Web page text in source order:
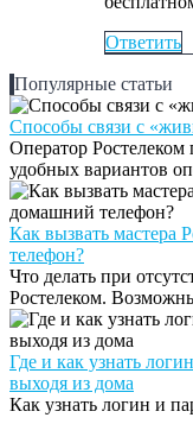
Ответить
Популярные статьи
Способы связи с
Оператор Ростелеком
удобных вариантов
Как вызвать мастера
телефон?
Что делать при
Ростелеком.
Где и как узнать
выходя из дома
Как узнать логин и